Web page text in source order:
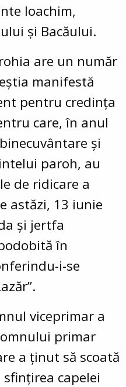
Ioachim,
și Bacăului.
are un număr
manifestă
pentru credința
care, în anul
și
paroh, au
de ridicare a
astăzi, 13 iunie
și jertfa
în
i-se
viceprimar a
primar
a ținut să scoată
capelei